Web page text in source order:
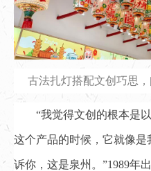
古法扎灯搭配文创巧思
“我觉得文创的根本是
这个产品的时候，它就像
诉你，这是泉州。”1989年